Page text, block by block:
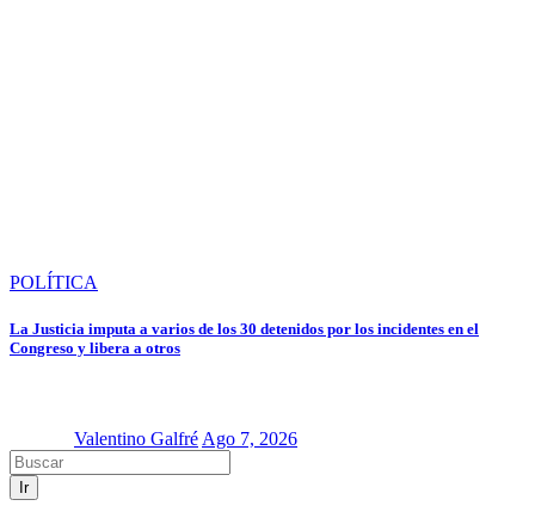
POLÍTICA
La Justicia imputa a varios de los 30 detenidos por los incidentes en el
Congreso y libera a otros
Valentino Galfré Ago 7, 2026
Ir